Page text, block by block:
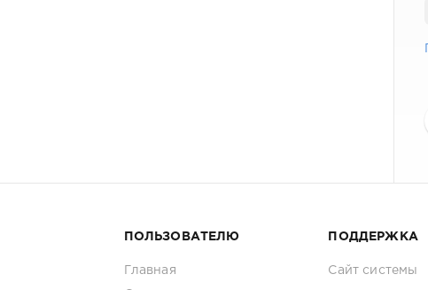
ПОЛЬЗОВАТЕЛЮ
Главная
ПОДДЕРЖКА
Сайт системы